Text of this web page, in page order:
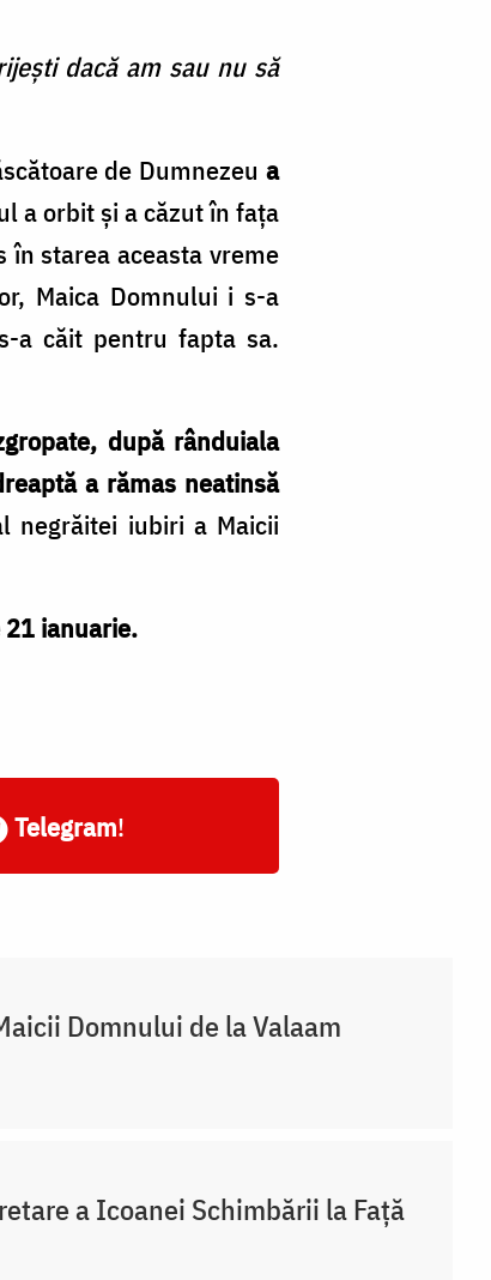
dacă am sau nu să
de Dumnezeu a
a orbit şi a căzut în faţa
starea aceasta vreme
Maica Domnului i s-a
a căit pentru fapta sa.
după rânduiala
a rămas neatinsă
negrăitei iubiri a Maicii
ianuarie.
Telegram!
Domnului de la Valaam
a Icoanei Schimbării la Față